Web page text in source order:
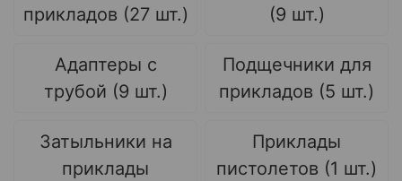
прикладов (27 шт.)
(9 шт.)
Адаптеры с
трубой (9 шт.)
Подщечники для
прикладов (5 шт.)
Затыльники на
приклады
Приклады
пистолетов (1 шт.)